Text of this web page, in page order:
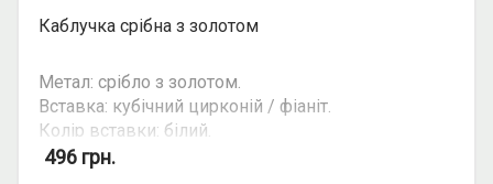
Каблучка срібна з золотом
Метал: срібло з золотом.
Вставка: кубічний цирконій / фіаніт.
Колір вставки: білий.
Вид: овальний камінь.
496 грн.